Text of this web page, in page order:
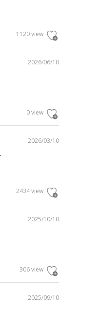
1120 view
2026/06/10
0 view
2026/03/10
2434 view
2025/10/10
306 view
2025/09/10